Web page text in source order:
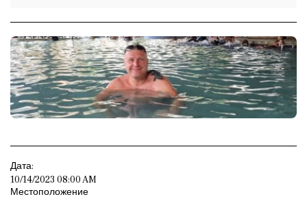
Дата:
10/14/2023 08:00 AM
Местоположение